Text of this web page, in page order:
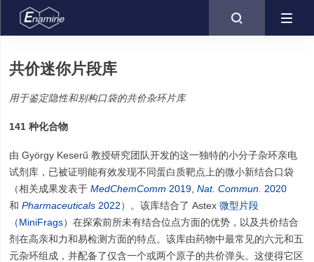

共价迷你片段库
用于鉴定隐性和别构口袋的共价杂环片库
141 种化合物
由 György Keserű 教授研究团队开发的这一独特的小分子杂环亲电
试剂库，已被证明能有效发现不同蛋白质靶点上的微小新结合口袋
（相关成果发表于 MedChemComm 2019, Nat. Commun. 2020
和 Pharmaceuticals2022 ）。该库结合了 Astex 微型片段
（MiniFrags） 在探索前所未有结合位点方面的优势，以及共价结合
剂在高亲和力和易检测方面的特点。该库由药物中最常见的六元和五
元杂环组成，并配备了仅含一个或两个原子的共价弹头。这使得它区